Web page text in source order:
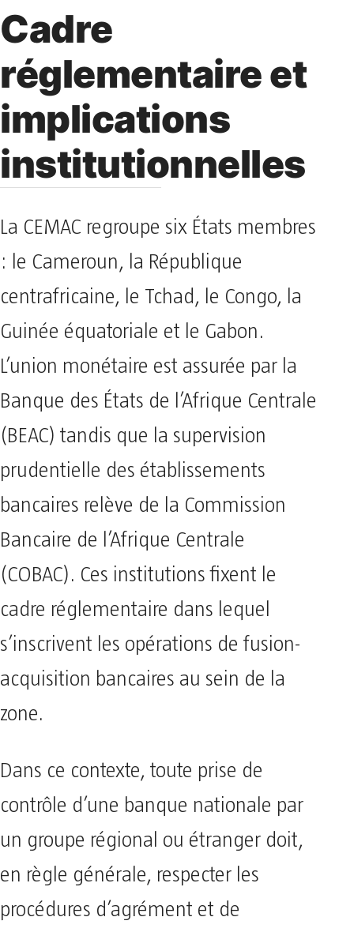
Cadre
réglementaire et
implications
institutionnelles
La CEMAC regroupe six États membres
: le Cameroun, la République
centrafricaine, le Tchad, le Congo, la
Guinée équatoriale et le Gabon.
L’union monétaire est assurée par la
Banque des États de l’Afrique Centrale
(BEAC) tandis que la supervision
prudentielle des établissements
bancaires relève de la Commission
Bancaire de l’Afrique Centrale
(COBAC). Ces institutions fixent le
cadre réglementaire dans lequel
s’inscrivent les opérations de fusion-
acquisition bancaires au sein de la
zone.
Dans ce contexte, toute prise de
contrôle d’une banque nationale par
un groupe régional ou étranger doit,
en règle générale, respecter les
procédures d’agrément et de